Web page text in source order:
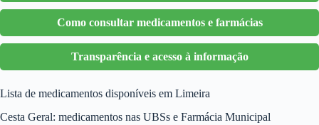
Como consultar medicamentos e farmácias
Transparência e acesso à informação
Lista de medicamentos disponíveis em Limeira
Cesta Geral: medicamentos nas UBSs e Farmácia Municipal